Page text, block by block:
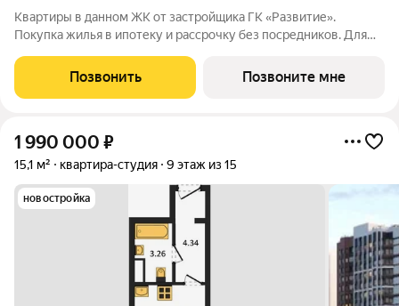
Квартиры в данном ЖК от застройщика ГК «Развитие».
Покупка жилья в ипотеку и рассрочку без посредников. Для
обращайтесь в отдел продаж застройщика.
Позвонить Позвоните мне
1 990 000 ₽
15,1 м² квартира-студия 9 этаж из 15
новостройка